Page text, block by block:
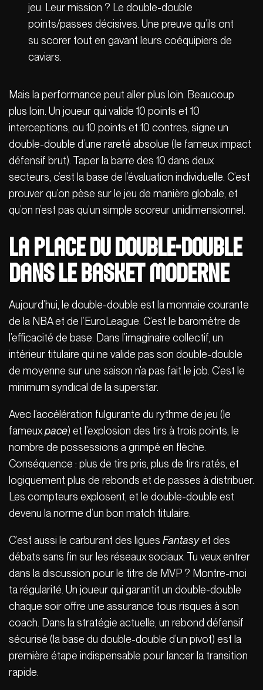
jeu. Leur mission ? Le double-double
points/passes décisives. Une preuve qu’ils ont
su scorer tout en gavant leurs coéquipiers de
caviars.
Mais la performance peut aller plus loin. Beaucoup
plus loin. Un joueur qui valide 10 points et 10
interceptions, ou 10 points et 10 contres, signe un
double-double d’une rareté absolue (le fameux impact
défensif brut). Taper la barre des 10 dans deux
secteurs, c’est la base de l’évaluation individuelle. C’est
prouver qu’on pèse sur le jeu de manière globale, et
qu’on n’est pas qu’un simple scoreur unidimensionnel.
La place du Double-Double
dans le basket moderne
Aujourd’hui, le double-double est la monnaie courante
de la NBA et de l’EuroLeague. C’est le baromètre de
l’efficacité de base. Dans l’imaginaire collectif, un
intérieur titulaire qui ne valide pas son double-double
de moyenne sur une saison n’a pas fait le job. C’est le
minimum syndical de la superstar.
Avec l’accélération fulgurante du rythme de jeu (le
fameuxpace) et l’explosion des tirs à trois points, le
nombre de possessions a grimpé en flèche.
Conséquence : plus de tirs pris, plus de tirs ratés, et
logiquement plus de rebonds et de passes à distribuer.
Les compteurs explosent, et le double-double est
devenu la norme d’un bon match titulaire.
C’est aussi le carburant des ligues Fantasyet des
débats sans fin sur les réseaux sociaux. Tu veux entrer
dans la discussion pour le titre de MVP ? Montre-moi
ta régularité. Un joueur qui garantit un double-double
chaque soir offre une assurance tous risques à son
coach. Dans la stratégie actuelle, un rebond défensif
sécurisé (la base du double-double d’un pivot) est la
première étape indispensable pour lancer la transition
rapide.